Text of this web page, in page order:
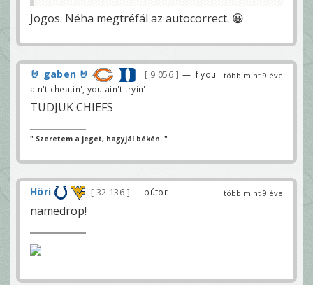
Jogos. Néha megtréfál az autocorrect. 😀
több mint 9 éve
🤘 gaben 🤘 9 056
— If you
ain't cheatin', you ain't tryin'
TUDJUK CHIEFS
" Szeretem a jeget, hagyjál békén. "
több mint 9 éve
Höri 32 136 — bútor
namedrop!